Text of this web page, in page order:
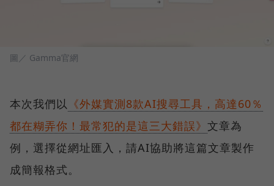
圖／ Gamma官網
本次我們以 《外媒實測8款AI搜尋工具，高達60％
都在糊弄你！最常犯的是這三大錯誤》 文章為
例，選擇從網址匯入，請AI協助將這篇文章製作
成簡報格式。